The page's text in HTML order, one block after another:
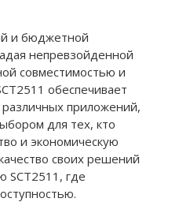
и бюджетной
непревзойденной
совместимостью и
обеспечивает
приложений,
для тех, кто
и экономическую
своих решений
где